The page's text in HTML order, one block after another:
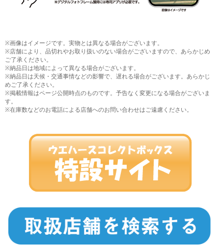
※画像はイメージです。実物とは異なる場合がございます。
※店舗により、品切れやお取り扱いのない場合がございますので、あらかじめ
ご了承ください。
※納品日は地域によって異なる場合がございます。
※納品日は天候・交通事情などの影響で、遅れる場合がございます。あらかじ
めご了承ください。
※掲載情報はページ公開時点のものです。予告なく変更になる場合がございま
す。
※在庫数などのお電話による店舗へのお問い合わせはご遠慮ください。